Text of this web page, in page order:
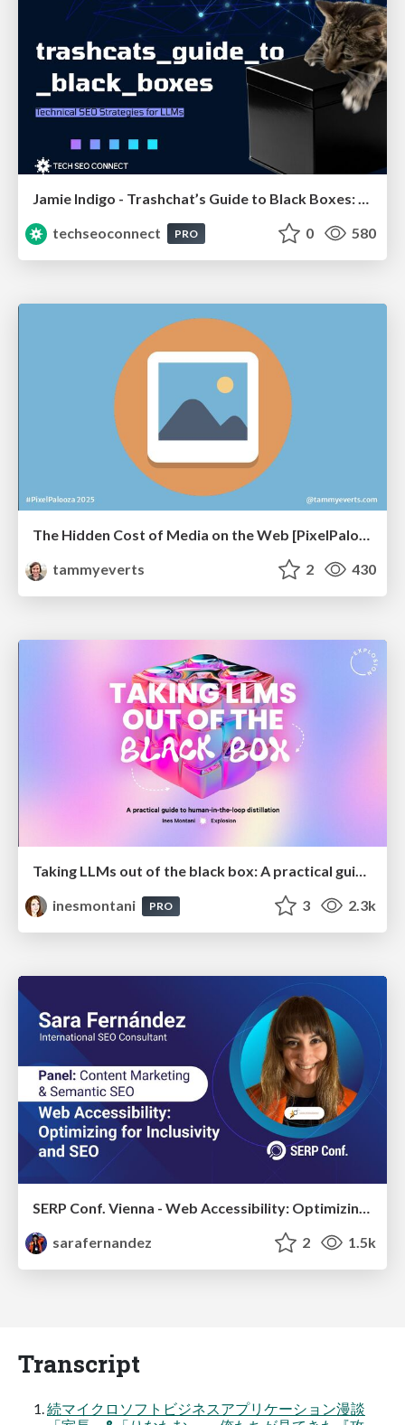
techseoconnect
PRO 0 580
The Hidden Cost of Media on the Web [PixelPalooza 2025]
tammyeverts
2 430
Taking LLMs out of the black box: A practical guide to human-in-the-loop distillation
inesmontani
PRO 3 2.3k
sarafernandez
2 1.5k
Transcript
続マイクロソフトビジネスアプリケーション漫談